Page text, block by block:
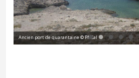
Ancien port de quarantaine © PNCal